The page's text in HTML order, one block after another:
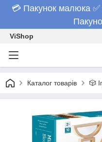
💳 Пакунок малюка
ViShop
Каталог товарів 🎲